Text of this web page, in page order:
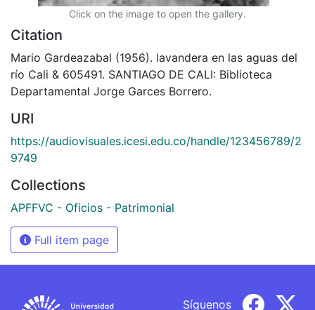
Click on the image to open the gallery.
Citation
Mario Gardeazabal (1956). lavandera en las aguas del
río Cali & 605491. SANTIAGO DE CALI: Biblioteca
Departamental Jorge Garces Borrero.
URI
https://audiovisuales.icesi.edu.co/handle/123456789/2
9749
Collections
APFFVC - Oficios - Patrimonial
Full item page
Síguenos